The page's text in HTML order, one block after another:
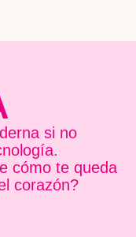
si no
cómo te queda
corazón?